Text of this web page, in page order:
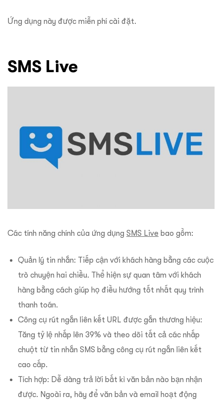
Ứng dụng này được miễn phí cài đặt.
SMS Live
Các tính năng chính của ứng dụng SMS Live bao gồm:
Quản lý tin nhắn: Tiếp cận với khách hàng bằng các cuộc
trò chuyện hai chiều. Thể hiện sự quan tâm với khách
hàng bằng cách giúp họ điều hướng tốt nhất quy trình
thanh toán.
Công cụ rút ngắn liên kết URL được gắn thương hiệu:
Tăng tỷ lệ nhấp lên 39% và theo dõi tất cả các nhấp
chuột từ tin nhắn SMS bằng công cụ rút ngắn liên kết
cao cấp.
Tích hợp: Dễ dàng trả lời bất kì văn bản nào bạn nhận
được. Ngoài ra, hãy để văn bản và email hoạt động